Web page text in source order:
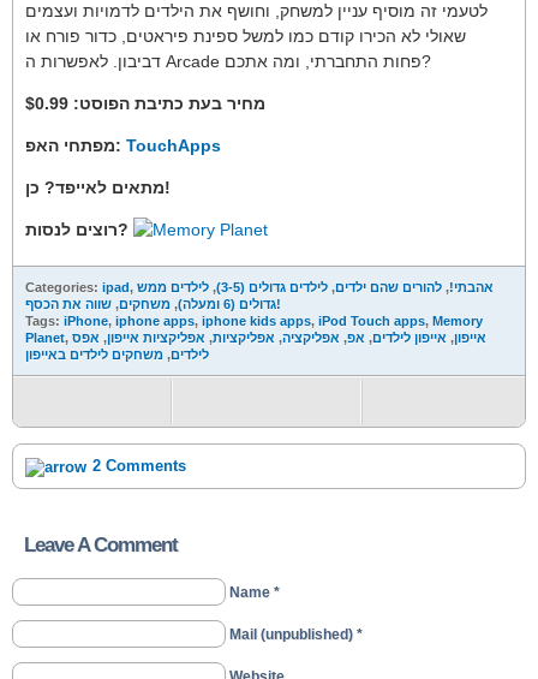
לטעמי זה מוסיף עניין למשחק, וחושף את הילדים לדמויות ועצמים
שאולי לא הכירו קודם כמו למשל ספינת פיראטים, כדור פורח או
דביבון. לאפשרות ה Arcade פחות התחברתי, ומה אתכם?
מחיר בעת כתיבת הפוסט: $0.99
מפתחי האפ: TouchApps
מתאים לאייפד? כן!
רוצים לנסות?
Categories: ipad, אהבתי!, להורים שהם ילדים, לילדים גדולים (3-5) , לילדים ממש
גדולים (6 ומעלה)
, משחקים,
שווה את הכסף!
Tags: iPhone, iphone apps, iphone kids apps, iPod Touch apps, Memory
Planet, אייפון, אייפון לילדים, אפ, אפליקציה, אפליקציות, אפליקציות אייפון, אפס
לילדים, משחקים לילדים באייפון
2 Comments
Leave A Comment
Name *
Mail (unpublished) *